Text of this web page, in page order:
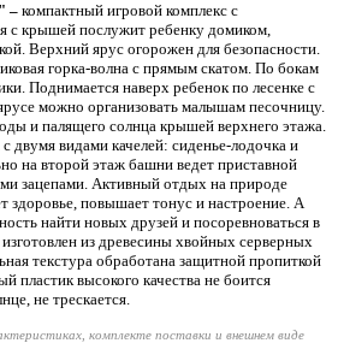
– компактный игровой комплекс с
с крышей послужит ребенку домиком,
Верхний ярус огорожен для безопасности.
горка-волна с прямым скатом. По бокам
Поднимается наверх ребенок по лесенке с
можно организовать малышам песочницу.
и палящего солнца крышей верхнего этажа.
двумя видами качелей: сиденье-лодочка и
на второй этаж башни ведет приставной
зацепами. Активный отдых на природе
здоровье, повышает тонус и настроение. А
найти новых друзей и посоревноваться в
из древесины хвойных серверных
текстура обработана защитной пропиткой
пластик высокого качества не боится
не трескается.
комплекте поставки и внешнем виде